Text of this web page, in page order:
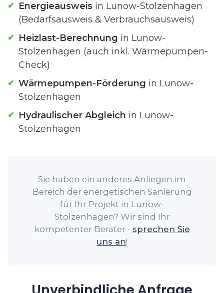
Energieausweis in Lunow-Stolzenhagen
(Bedarfsausweis & Verbrauchsausweis)
Heizlast-Berechnung in Lunow-
Stolzenhagen (auch inkl. Wärmepumpen-
Check)
Wärmepumpen-Förderung in Lunow-
Stolzenhagen
Hydraulischer Abgleich in Lunow-
Stolzenhagen
Sie haben ein anderes Anliegen im
Bereich der energetischen Sanierung
für Ihr Projekt in Lunow-
Stolzenhagen? Wir sind Ihr
kompetenter Berater - sprechen Sie
uns an!